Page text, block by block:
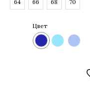
64 66 68 70
Цвет